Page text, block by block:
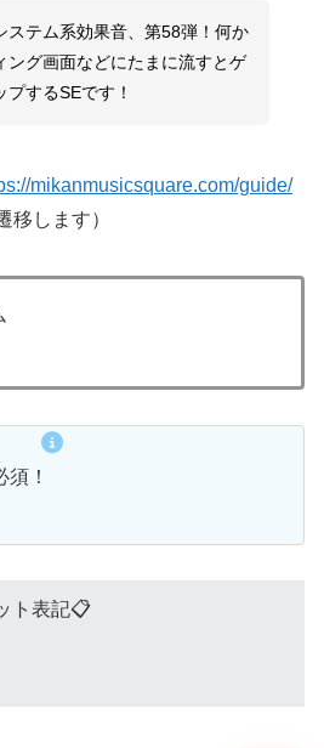
ステム系効果音、第58弾！何か
ング画面などにたまに流すとゲ
プするSEです！
mikanmusicsquare.com/guide/
移します）
！
ト表記📋